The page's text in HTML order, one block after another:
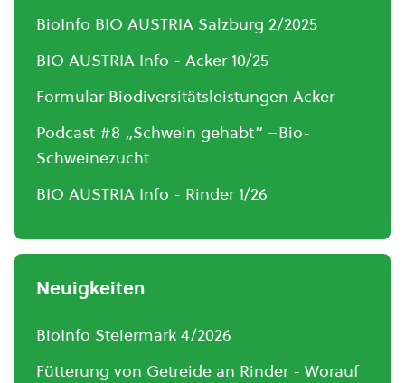
BioInfo BIO AUSTRIA Salzburg 2/2025
BIO AUSTRIA Info - Acker 10/25
Formular Biodiversitätsleistungen Acker
Podcast #8 „Schwein gehabt“ –Bio-
Schweinezucht
BIO AUSTRIA Info - Rinder 1/26
Neuigkeiten
BioInfo Steiermark 4/2026
Fütterung von Getreide an Rinder - Worauf